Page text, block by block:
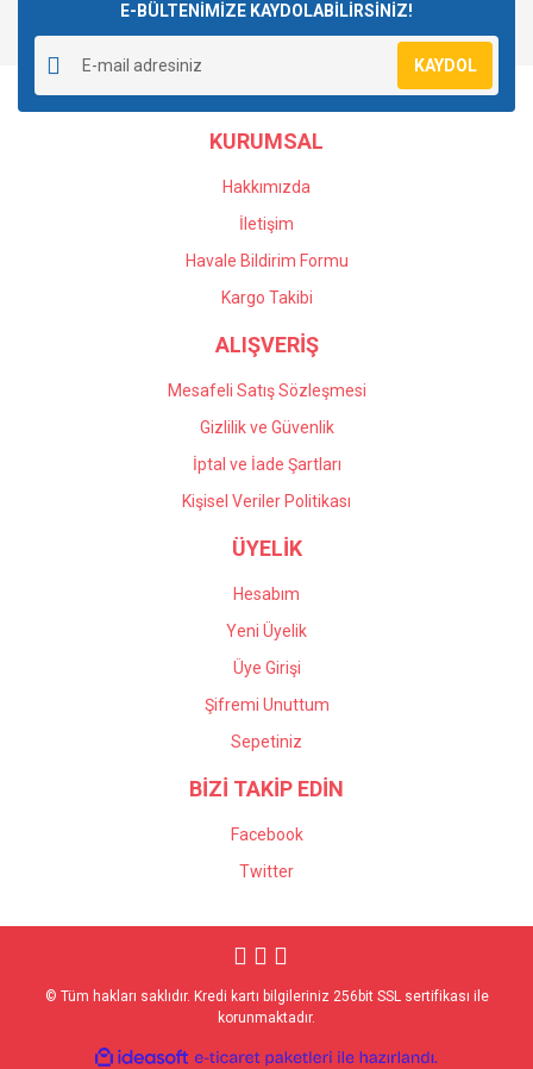
E-BÜLTENİMİZE KAYDOLABİLİRSİNİZ!
KAYDOL
KURUMSAL
Hakkımızda
İletişim
Havale Bildirim Formu
Kargo Takibi
ALIŞVERİŞ
Mesafeli Satış Sözleşmesi
Gizlilik ve Güvenlik
İptal ve İade Şartları
Kişisel Veriler Politikası
ÜYELİK
Hesabım
Yeni Üyelik
Üye Girişi
Şifremi Unuttum
Sepetiniz
BİZİ TAKİP EDİN
Facebook
Twitter
© Tüm hakları saklıdır. Kredi kartı bilgileriniz 256bit SSL sertifikası ile
korunmaktadır.
ideasoft e-